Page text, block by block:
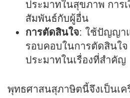
ประมาทในสุขภาพ การ
สัมพันธ์กับผู้อื่น
การตัดสินใจ: ใช้ปัญญา
รอบคอบในการตัดสินใจ
ประมาทในเรื่องที่สำคัญ
พุทธศาสนสุภาษิตนี้จึงเป็นเค